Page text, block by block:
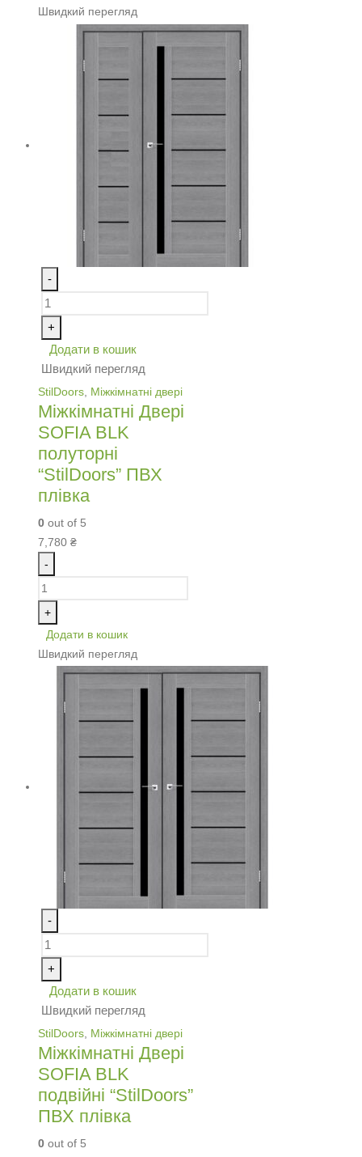
Швидкий перегляд
-
+
Додати в кошик
Швидкий перегляд
StilDoors Міжкімнатні двері
Міжкімнатні Двері
SOFIA BLK
полуторні
“StilDoors” ПВХ
плівка
0 out of 5
7,780 ₴
-
+
Додати в кошик
Швидкий перегляд
-
+
Додати в кошик
Швидкий перегляд
StilDoors Міжкімнатні двері
Міжкімнатні Двері
SOFIA BLK
подвійні “StilDoors”
ПВХ плівка
0 out of 5